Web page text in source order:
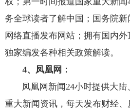
务全球读者了解中国；国务院
网络直播发布网站；拥有国内外
独家编发各种相关政策解读。
4、凤凰网：
凤凰网新闻24小时提供大陆
重大新闻资讯，每天发布财经、